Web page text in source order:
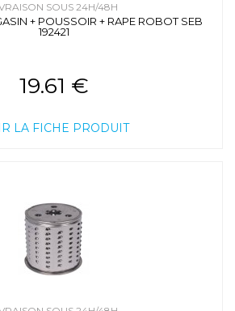
SOUS 24H/48H
+ POUSSOIR + RAPE ROBOT SEB
192421
19.61 €
LA FICHE PRODUIT